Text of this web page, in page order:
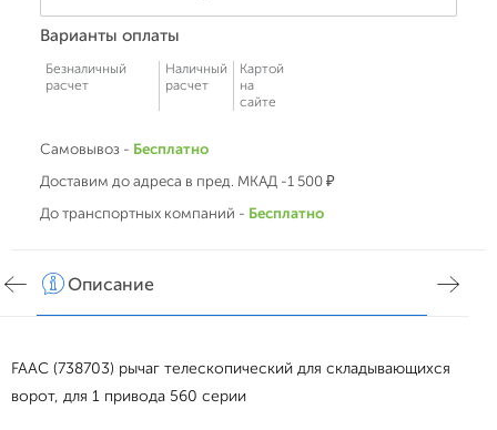
Варианты оплаты
Безналичный
расчет
Наличный
расчет
Картой
на
сайте
Самовывоз - Бесплатно
Доставим до адреса в пред. МКАД -1 500 ₽
До транспортных компаний - Бесплатно
Описание
FAAC (738703) рычаг телескопический для складывающихся
ворот, для 1 привода 560 серии